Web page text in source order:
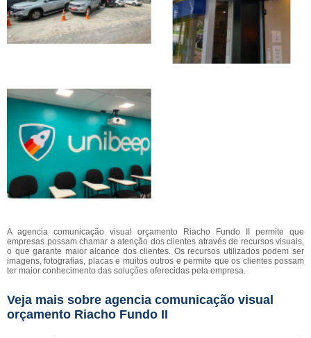
A agencia comunicação visual orçamento Riacho Fundo II permite que
empresas possam chamar a atenção dos clientes através de recursos visuais,
o que garante maior alcance dos clientes. Os recursos utilizados podem ser
imagens, fotografias, placas e muitos outros e permite que os clientes possam
ter maior conhecimento das soluções oferecidas pela empresa.
Veja mais sobre agencia comunicação visual
orçamento Riacho Fundo II